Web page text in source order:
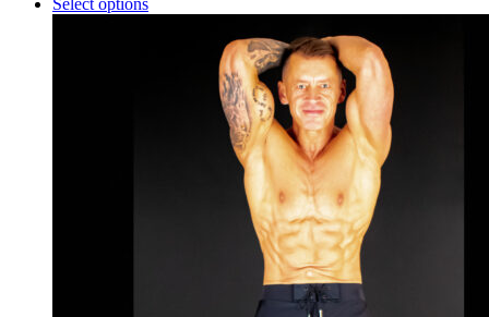
Select options